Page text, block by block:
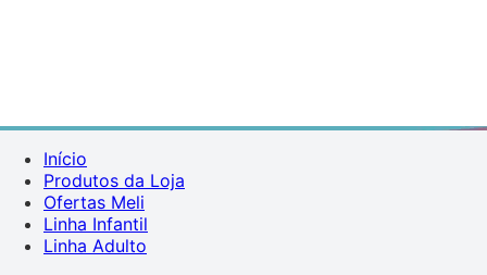
Início
Produtos da Loja
Ofertas Meli
Linha Infantil
Linha Adulto